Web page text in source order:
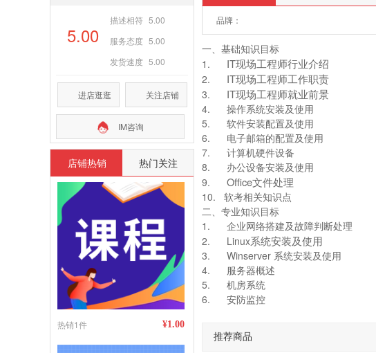
品牌：
一、基础知识目标
1.
IT现场工程师行业介绍
2. IT现场工程师工作职责
3. IT现场工程师就业前景
4.
操作系统安装及使用
5.
软件安装配置及使用
6.
电子邮箱的配置及使用
7.
计算机硬件设备
8.
办公设备安装及使用
9.
Office文件处理
10.
软考相关知识点
二、专业知识目标
1.
企业网络搭建及故障判断处理
2.
Linux系统安装及使用
3. Winserver 系统安装及使用
4.
服务器概述
5.
机房系统
6.
安防监控
推荐商品
5.00
描述相符 5.00
服务态度 5.00
发货速度 5.00
进店逛逛 关注店铺
IM咨询
店铺热销 热门关注
¥1.00
热销1件